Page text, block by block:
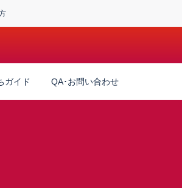
ガイド QA･お問い合わせ